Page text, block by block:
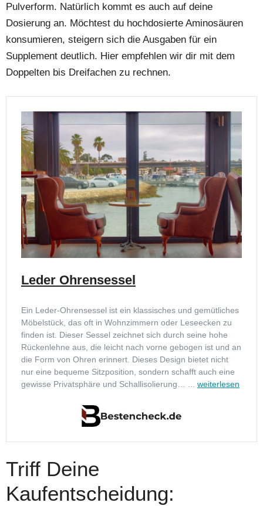
Pulverform. Natürlich kommt es auch auf deine
Dosierung an. Möchtest du hochdosierte Aminosäuren
konsumieren, steigern sich die Ausgaben für ein
Supplement deutlich. Hier empfehlen wir dir mit dem
Doppelten bis Dreifachen zu rechnen.
Leder Ohrensessel
Ein Leder-Ohrensessel ist ein klassisches und gemütliches
Möbelstück, das oft in Wohnzimmern oder Leseecken zu
finden ist. Dieser Sessel zeichnet sich durch seine hohe
Rückenlehne aus, die leicht nach vorne gebogen ist und an
die Form von Ohren erinnert. Dieses Design bietet nicht
nur eine bequeme Sitzposition, sondern schafft auch eine
gewisse Privatsphäre und Schallisolierung… ... weiterlesen
Triff Deine
Kaufentscheidung: